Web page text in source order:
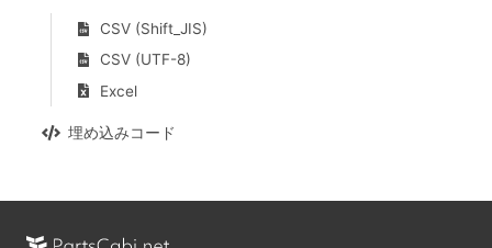
CSV (Shift_JIS)
CSV (UTF-8)
Excel
埋め込みコード